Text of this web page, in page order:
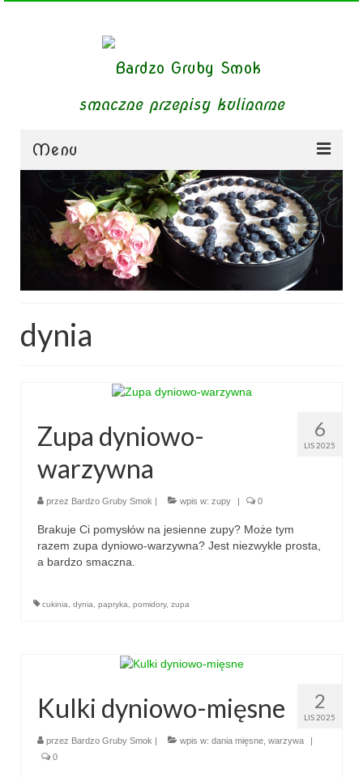
smaczne przepisy kulinarne
Menu
zupy
obiady
dania mięsne
dania bezmięsne
dania mączne
makaron i ryż
sałatki
ciasta
ciasteczka
śniadania
dynia
6
LIS 2025
Zupa dyniowo-
warzywna
przez Bardzo Gruby Smok | wpis w: zupy | 0
Brakuje Ci pomysłów na jesienne zupy? Może tym
razem zupa dyniowo-warzywna? Jest niezwykle prosta,
a bardzo smaczna.
cukinia dynia papryka pomidory, zupa
2
LIS 2025
Kulki dyniowo-mięsne
przez Bardzo Gruby Smok wpis w: dania mięsne warzywa
0